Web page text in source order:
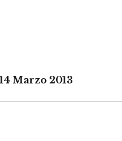
Marzo 2013